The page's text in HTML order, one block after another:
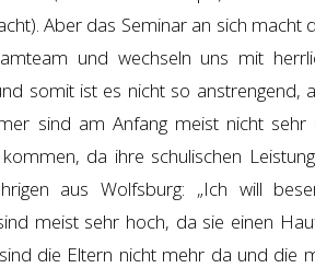
Aber das Seminar an sich macht
und wechseln uns mit
somit ist es nicht so anstrengend,
sind am Anfang meist nicht
kommen, da ihre schulischen
aus Wolfsburg: „Ich will
meist sehr hoch, da sie einen
die Eltern nicht mehr da und die